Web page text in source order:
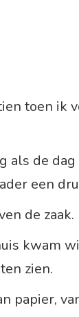
toen ik
als de
een
de zaak.
kwam
zien.
papier,